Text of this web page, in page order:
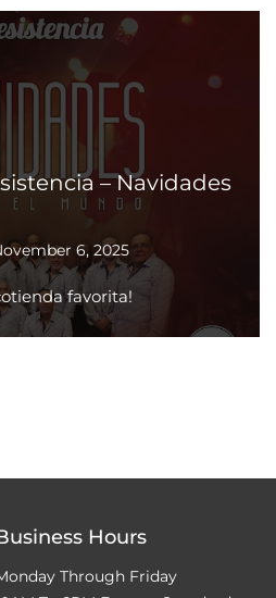
– Navidades
6, 2025
favorita!
Hours
Through Friday